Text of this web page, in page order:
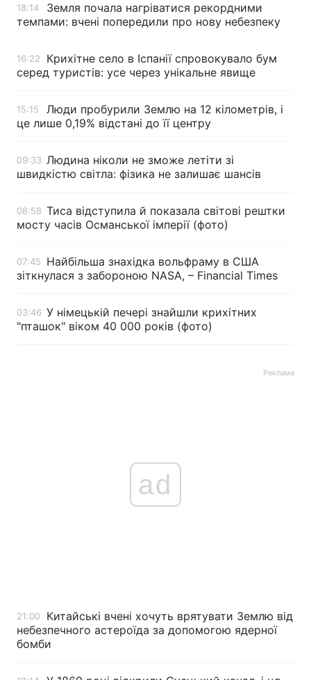
18:14
Земля почала нагріватися рекордними
темпами: вчені попередили про нову небезпеку
16:22
Крихітне село в Іспанії спровокувало бум
серед туристів: усе через унікальне явище
15:15
Люди пробурили Землю на 12 кілометрів, і
це лише 0,19% відстані до її центру
09:33 Людина ніколи не зможе летіти зі
швидкістю світла: фізика не залишає шансів
08:58 Тиса відступила й показала світові рештки
мосту часів Османської імперії (фото)
07:45
Найбільша знахідка вольфраму в США
зіткнулася з забороною NASA, – Financial Times
03:46 У німецькій печері знайшли крихітних
"пташок" віком 40 000 років (фото)
Реклама
ad
21:00
Китайські вчені хочуть врятувати Землю від
небезпечного астероїда за допомогою ядерної
бомби